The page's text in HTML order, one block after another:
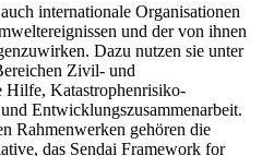
inter­nationale Organisationen
und der von ihnen
Dazu nutzen sie unter
Zivil- und
Hilfe, Katastrophenrisiko­
Entwicklungs­zusammen­arbeit.
Rahmenwerken gehören die
das Sendai Framework for